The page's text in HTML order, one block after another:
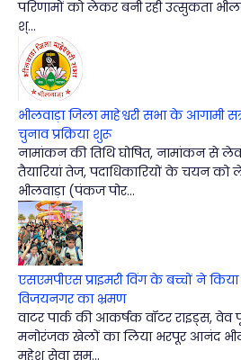
परिणामों को लेकर बनी रही उत्सुकता
श्...
भीलवाड़ा जिला माहेश्वरी सभा के आगामी
चुनाव प्रक्रिया शुरू
नामांकन की तिथि घोषित, नामांकन से
तैयारियां तेज, पदाधिकारियों के चयन को
भीलवाड़ा (पंकज पोर...
एसएमपीएस प्राइमरी विंग के बच्चों ने
विजयनगर का भ्रमण
वाटर पार्क की आकर्षक वॉटर राइड्स,
मनोरंजक खेलों का लिया भरपूर आनंद
महेश सेवा सम...